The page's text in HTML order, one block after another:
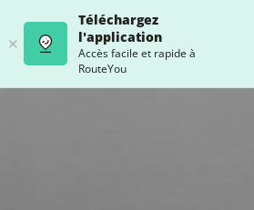
Téléchargez
l'application
Accès facile et rapide à
RouteYou